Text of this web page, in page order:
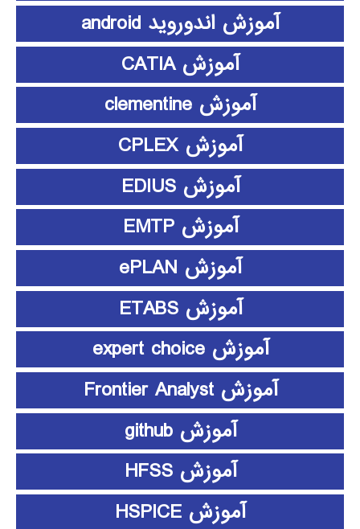
آموزش اندوروید android
آموزش CATIA
آموزش clementine
آموزش CPLEX
آموزش EDIUS
آموزش EMTP
آموزش ePLAN
آموزش ETABS
آموزش expert choice
آموزش Frontier Analyst
آموزش github
آموزش HFSS
آموزش HSPICE